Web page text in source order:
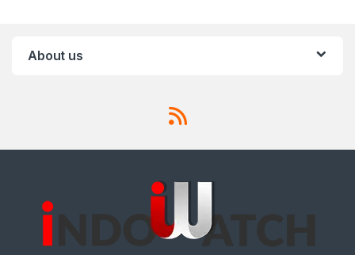
About us